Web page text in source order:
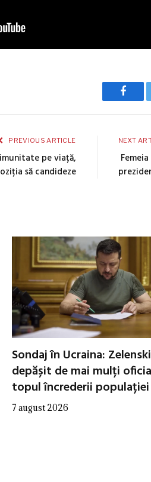
PREVIOUS ARTICLE
pe viață,
să candideze
NEXT
Sondaj în Ucraina:
depășit de mai mulți
topul încrederii populației
7 august 2026